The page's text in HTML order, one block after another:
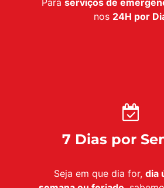
nos 24H por
7 Dias por
Seja em que dia for, dia